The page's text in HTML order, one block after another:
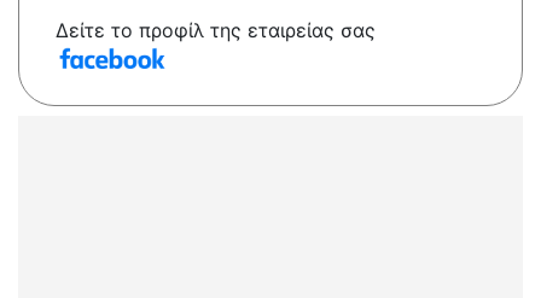
Δείτε το προφίλ της εταιρείας σας